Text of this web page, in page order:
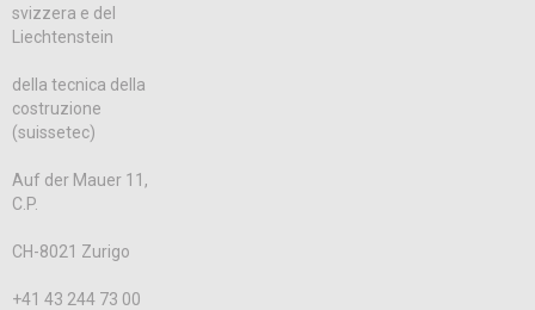
svizzera e del
Liechtenstein
della tecnica della
costruzione
(suissetec)
Auf der Mauer 11,
C.P.
CH-8021 Zurigo
+41 43 244 73 00